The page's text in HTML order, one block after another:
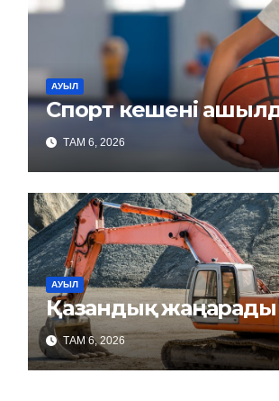
АУЫЛ
Спорт кешені
ТАМ 6, 2026
АУЫЛ
Қазандық жаңарады
ТАМ 6, 2026